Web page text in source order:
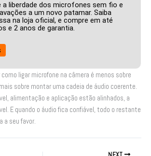
a liberdade dos microfones sem fio e
a um novo patamar. Saiba
na loja oficial, e compre em até
e 2 anos de garantia.
ligar microfone na câmera é menos sobre
sobre montar uma cadeia de áudio coerente.
alimentação e aplicação estão alinhados, a
E quando o áudio fica confiável, todo o restante
a seu favor.